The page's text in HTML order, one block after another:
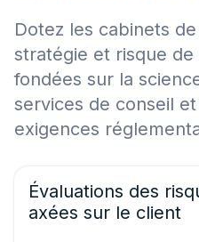
Dotez les cabinets
stratégie et risque
fondées sur la
services de conseil
exigences
Évaluations des
axées sur le client